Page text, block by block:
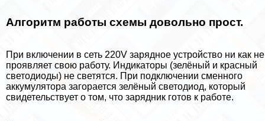
Алгоритм работы схемы довольно прост.
При включении в сеть 220V зарядное устройство ни как не
проявляет свою работу. Индикаторы (зелёный и красный
светодиоды) не светятся. При подключении сменного
аккумулятора загорается зелёный светодиод, который
свидетельствует о том, что зарядник готов к работе.